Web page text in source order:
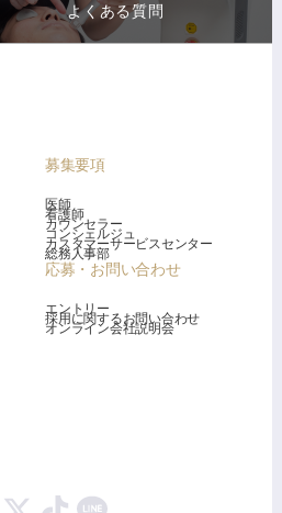
よくある質問
募集要項
医師
看護師
カウンセラー
コンシェルジュ
カスタマーサービスセンター
総務人事部
応募・お問い合わせ
エントリー
採用に関するお問い合わせ
オンライン会社説明会